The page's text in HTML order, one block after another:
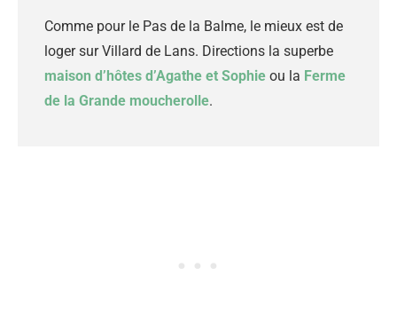
Comme pour le Pas de la Balme, le mieux est de
loger sur Villard de Lans. Directions la superbe
maison d’hôtes d’Agathe et Sophie ou la Ferme
de la Grande moucherolle.